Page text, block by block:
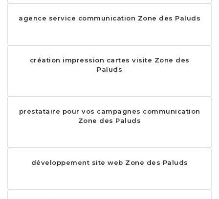
agence service communication Zone des Paluds
création impression cartes visite Zone des
Paluds
prestataire pour vos campagnes communication
Zone des Paluds
développement site web Zone des Paluds